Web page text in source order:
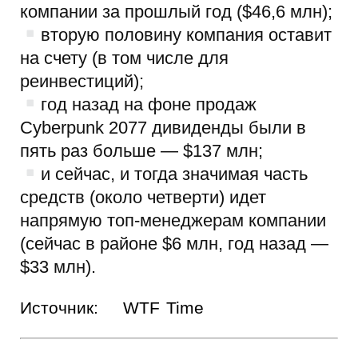
компании за прошлый год ($46,6 млн);
вторую половину компания оставит
на счету (в том числе для
реинвестиций);
год назад на фоне продаж
Cyberpunk 2077 дивиденды были в
пять раз больше — $137 млн;
и сейчас, и тогда значимая часть
средств (около четверти) идет
напрямую топ-менеджерам компании
(сейчас в районе $6 млн, год назад —
$33 млн).
Источник: WTF Time